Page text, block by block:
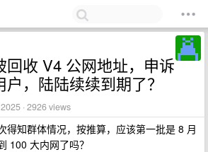
回收 V4 公网地址，申诉
，陆陆续续到期了？
· 2926 views
得知群体情况，按推算，应该第一批是 8 月
100 大内网了吗？